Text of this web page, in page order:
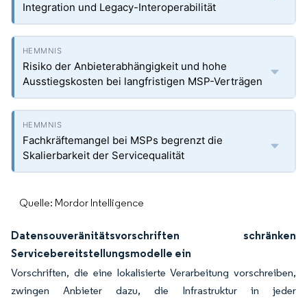
Integration und Legacy-Interoperabilität
Risiko der Anbieterabhängigkeit und hohe
Ausstiegskosten bei langfristigen MSP-Verträgen
Fachkräftemangel bei MSPs begrenzt die
Skalierbarkeit der Servicequalität
Quelle: Mordor Intelligence
Datensouveränitätsvorschriften schränken
Servicebereitstellungsmodelle ein
Vorschriften, die eine lokalisierte Verarbeitung vorschreiben,
zwingen Anbieter dazu, die Infrastruktur in jeder